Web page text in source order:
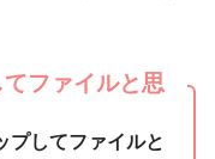
ファイルと思
プしてファイルと